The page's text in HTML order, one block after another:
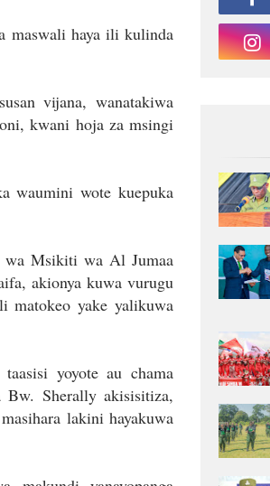
maswali haya ili kulinda
vijana, wanatakiwa
kwani hoja za msingi
waumini wote kuepuka
wa Msikiti wa Al Jumaa
akionya kuwa vurugu
matokeo yake yalikuwa
yoyote au chama
Sherally akisisitiza,
lakini hayakuwa